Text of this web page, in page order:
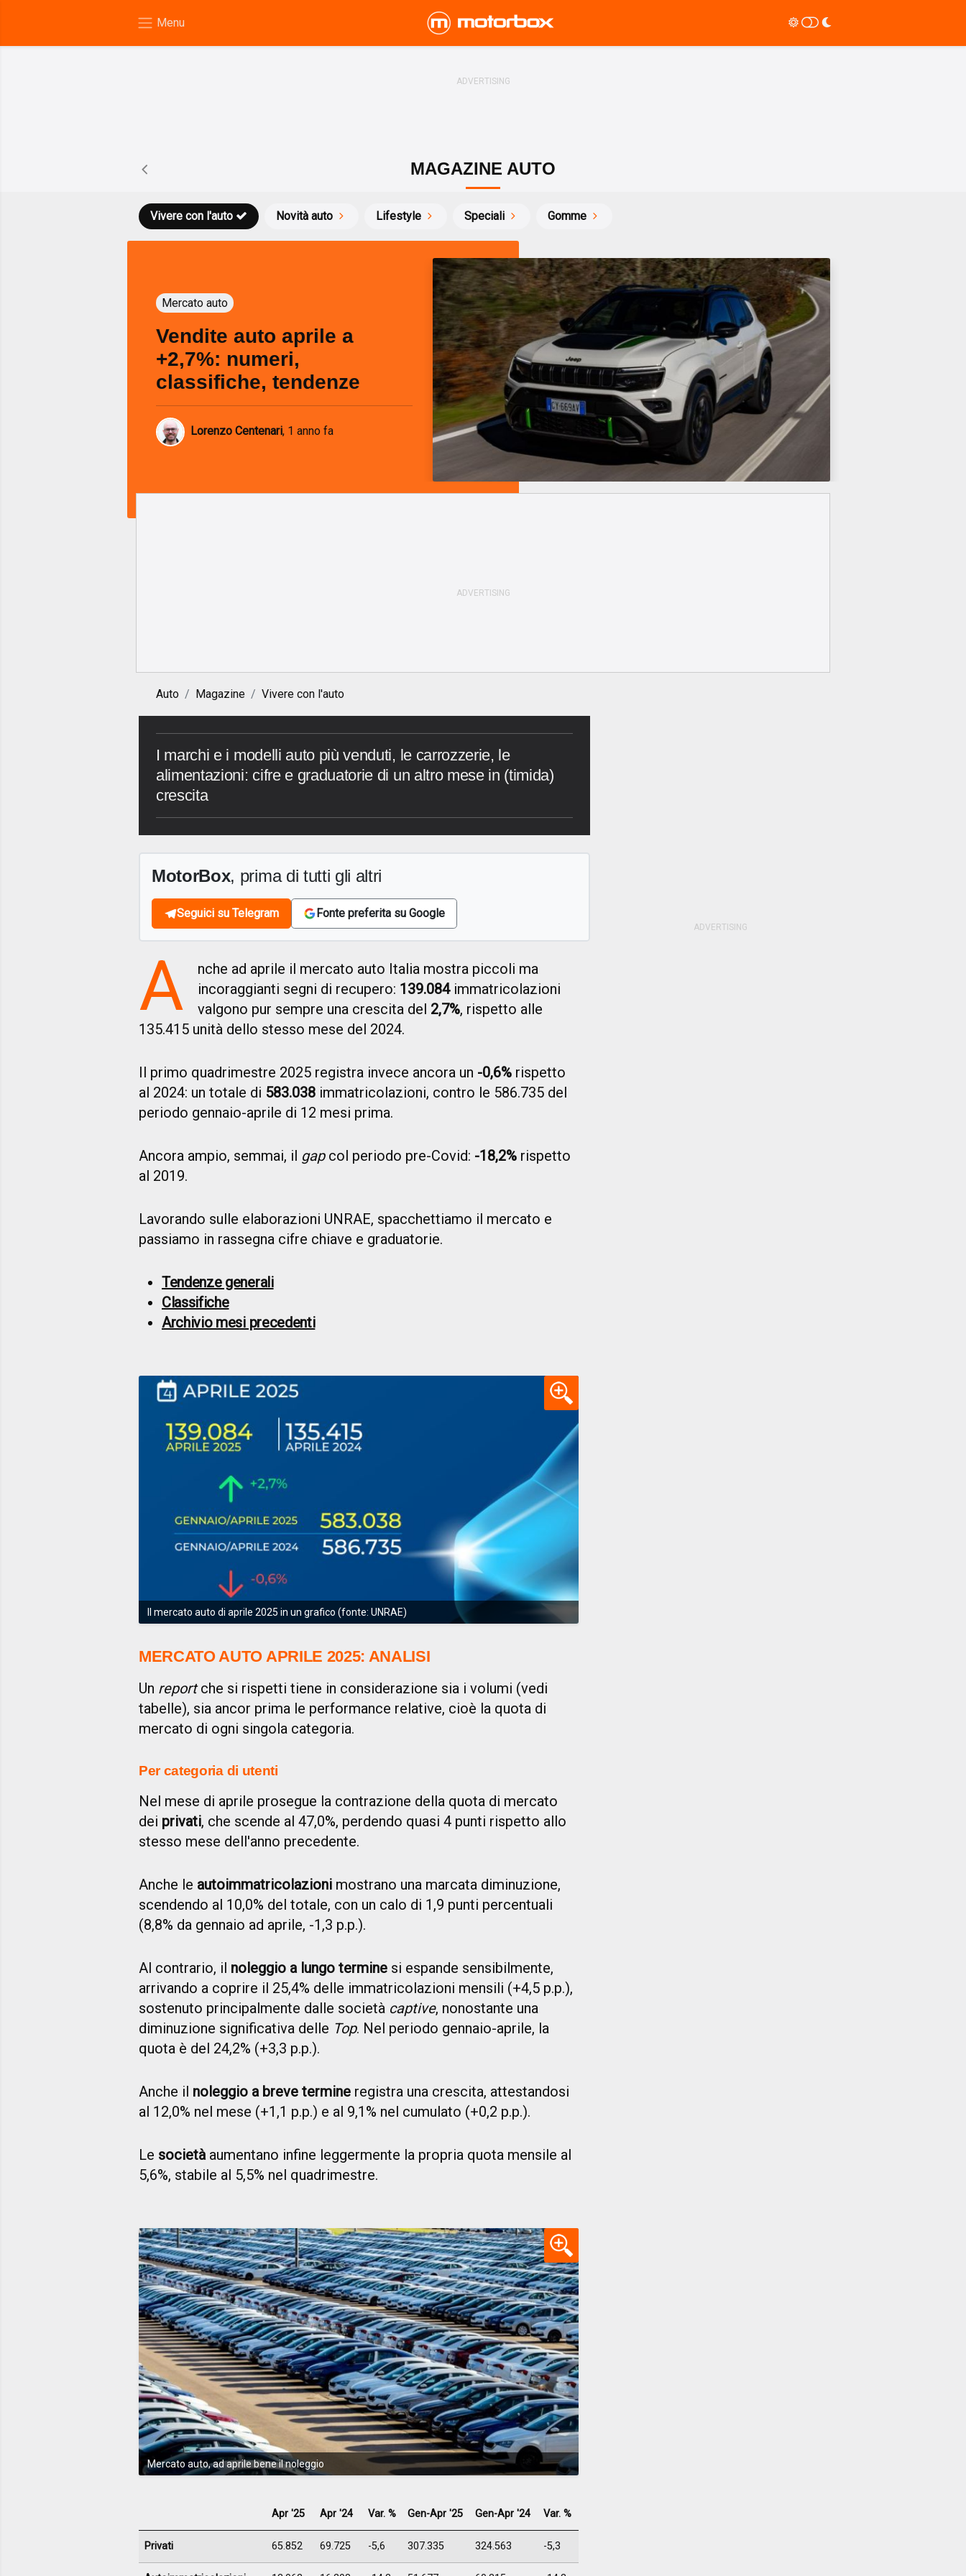
MAGAZINE AUTO
Novità auto
Vivere con l'auto Lifestyle Speciali Gomme
Mercato auto
Vendite auto aprile a
+2,7%: numeri,
classifiche, tendenze
Lorenzo Centenari, 1 anno fa
Auto Magazine Vivere con l'auto
I marchi e i modelli auto più venduti, le carrozzerie, le
alimentazioni: cifre e graduatorie di un altro mese in (timida)
crescita
MotorBox, prima di tutti gli altri
Seguici su Telegram Fonte preferita su Google
A
nche ad aprile il mercato auto Italia mostra piccoli ma
incoraggianti segni di recupero: 139.084immatricolazioni
valgono pur sempre una crescita del 2,7%, rispetto alle
135.415 unità dello stesso mese del 2024.
Il primo quadrimestre 2025 registra invece ancora un -0,6% rispetto
al 2024: un totale di 583.038 immatricolazioni, contro le 586.735 del
periodo gennaio-aprile di 12 mesi prima.
Ancora ampio, semmai, il gapcol periodo pre-Covid: -18,2% rispetto
al 2019.
Lavorando sulle elaborazioni UNRAE, spacchettiamo il mercato e
passiamo in rassegna cifre chiave e graduatorie.
Tendenze generali
Classifiche
Archivio mesi precedenti
Il mercato auto di aprile 2025 in un grafico (fonte: UNRAE)
MERCATO AUTO APRILE 2025: ANALISI
Un reportche si rispetti tiene in considerazione sia i volumi (vedi
tabelle), sia ancor prima le performance relative, cioè la quota di
mercato di ogni singola categoria.
Per categoria di utenti
Nel mese di aprile prosegue la contrazione della quota di mercato
dei privati, che scende al 47,0%, perdendo quasi 4 punti rispetto allo
stesso mese dell'anno precedente.
Anche le autoimmatricolazioni mostrano una marcata diminuzione,
scendendo al 10,0% del totale, con un calo di 1,9 punti percentuali
(8,8% da gennaio ad aprile, -1,3 p.p.).
Al contrario, il noleggio a lungo termine si espande sensibilmente,
arrivando a coprire il 25,4% delle immatricolazioni mensili (+4,5 p.p.),
sostenuto principalmente dalle società captive, nonostante una
diminuzione significativa delle Top. Nel periodo gennaio-aprile, la
quota è del 24,2% (+3,3 p.p.).
Anche il noleggio a breve termine registra una crescita, attestandosi
al 12,0% nel mese (+1,1 p.p.) e al 9,1% nel cumulato (+0,2 p.p.).
Le società aumentano infine leggermente la propria quota mensile al
5,6%, stabile al 5,5% nel quadrimestre.
Mercato auto, ad aprile bene il noleggio
Apr '25 Apr '24 Var. % Gen-Apr '25 Gen-Apr '24 Var. %
Privati 65.852 69.725 -5,6 307.335 324.563 -5,3